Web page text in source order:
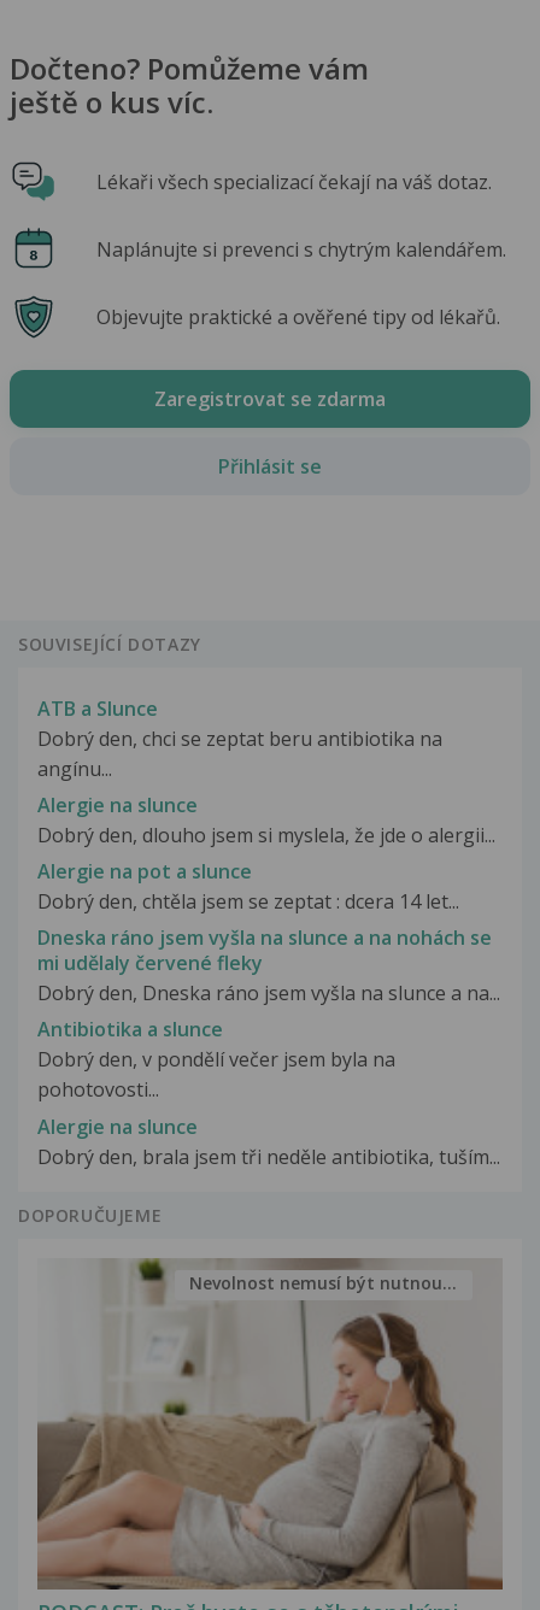
Dočteno? Pomůžeme vám
ještě o kus víc.
Lékaři všech specializací čekají na váš dotaz.
Naplánujte si prevenci s chytrým kalendářem.
Objevujte praktické a ověřené tipy od lékařů.
Zaregistrovat se zdarma
Přihlásit se
SOUVISEJÍCÍ DOTAZY
ATB a Slunce
Dobrý den, chci se zeptat beru antibiotika na
angínu...
Alergie na slunce
Dobrý den, dlouho jsem si myslela, že jde o alergii...
Alergie na pot a slunce
Dobrý den, chtěla jsem se zeptat : dcera 14 let...
Dneska ráno jsem vyšla na slunce a na nohách se
mi udělaly červené fleky
Dobrý den, Dneska ráno jsem vyšla na slunce a na...
Antibiotika a slunce
Dobrý den, v pondělí večer jsem byla na
pohotovosti...
Alergie na slunce
Dobrý den, brala jsem tři neděle antibiotika, tuším...
DOPORUČUJEME
Nevolnost nemusí být nutnou...